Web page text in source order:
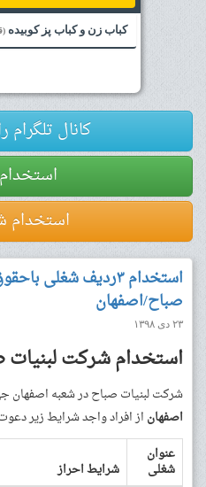
کباب زن و کباب پز کوبیده
کانال تلگرام
استخدام
استخدام ۳ردیف شغلی
صباح/اصفهان
۲۳ دی ۱۳۹۸
استخدام شرکت لبنیات
شرکت لبنیات صباح در شعبه اصفهان
اصفهان از افراد واجد شرایط زیر
عنوان
شغلی شرایط احراز